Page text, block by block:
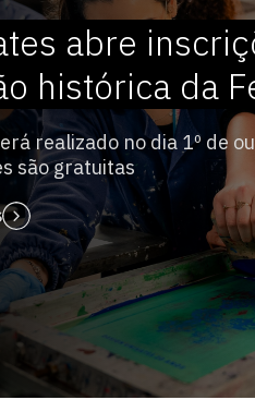
abre
histórica da
realizado no dia 1º de
são gratuitas